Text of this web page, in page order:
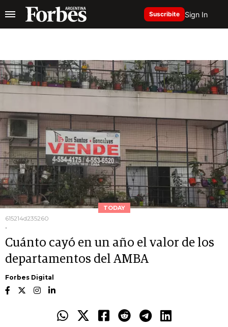
Suscribite Sign In
TODAY
615214d235260
.
Cuánto cayó en un año el valor de los
departamentos del AMBA
Forbes Digital